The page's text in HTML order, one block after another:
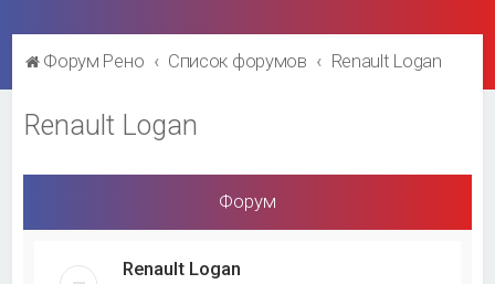
Форум Рено Список форумов Renault Logan
Renault Logan
Форум
Renault Logan